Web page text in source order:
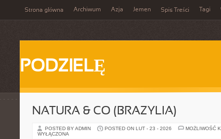
Strona główna Archiwum Azja Jemen Spis Treści Tagi
PODZIELĘ
NATURA & CO (BRAZYLIA)
POSTED BY ADMIN POSTED ON LUT - 23 - 2026
MOŻLIWOŚĆ
WYŁĄCZONA